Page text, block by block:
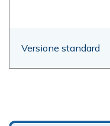
Versione standard